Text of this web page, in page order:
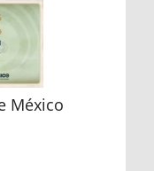
México